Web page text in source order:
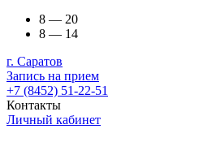
8 — 20
8 — 14
г. Саратов
Запись на прием
+7 (8452) 51-22-51
Контакты
Личный кабинет